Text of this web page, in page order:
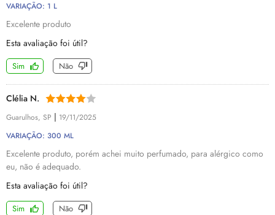
VARIAÇÃO: 1 L
Excelente produto
Esta avaliação foi útil?
Sim Não
Clélia N.
Guarulhos, SP | 19/11/2025
VARIAÇÃO: 300 ML
Excelente produto, porém achei muito perfumado, para alérgico como
eu, não é adequado.
Esta avaliação foi útil?
Sim Não